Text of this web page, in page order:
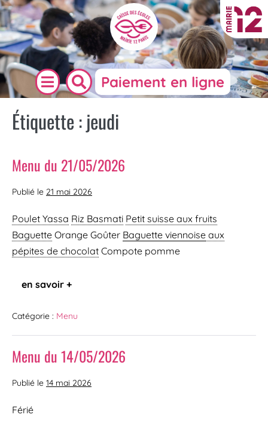
Paiement en ligne
Étiquette :jeudi
Menu du 21/05/2026
Publié le 21 mai 2026
Poulet Yassa Riz Basmati Petit suisse aux fruits
Baguette Orange Goûter Baguette viennoise aux
pépites de chocolat Compote pomme
en savoir +
Catégorie : Menu
Menu du 14/05/2026
Publié le 14 mai 2026
Férié